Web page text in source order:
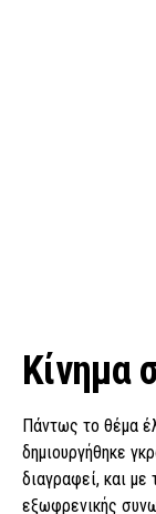
Κίνημα
Πάντως το θέμα
δημιουργήθηκε
διαγραφεί, και
εξωφρενικής